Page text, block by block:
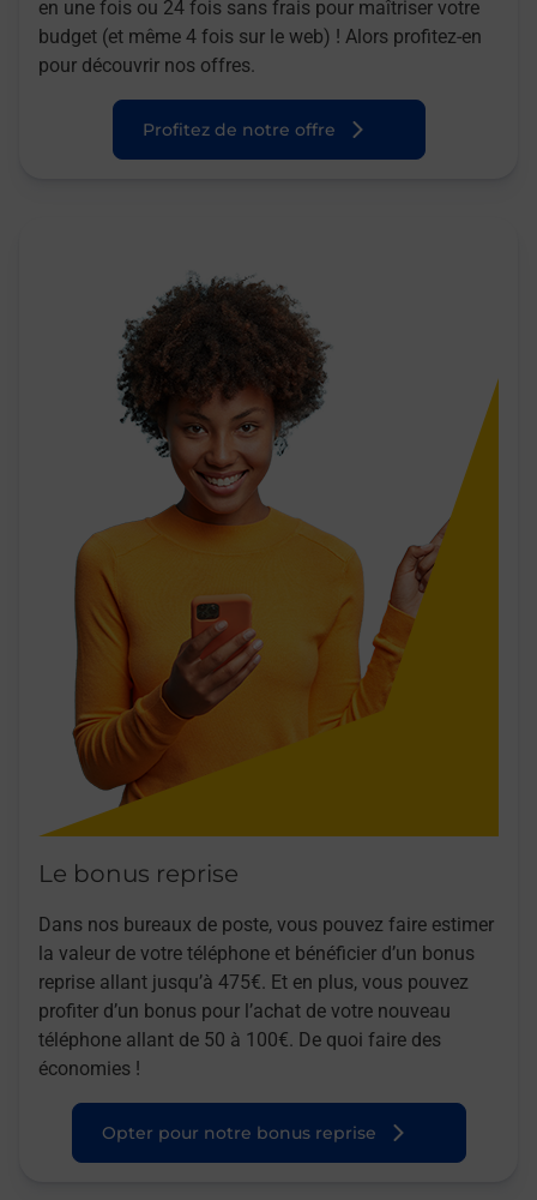
en une fois ou 24 fois sans frais pour maîtriser votre
budget (et même 4 fois sur le web) ! Alors profitez-en
pour découvrir nos offres.
Profitez de notre offre
Le bonus reprise
Dans nos bureaux de poste, vous pouvez faire estimer
la valeur de votre téléphone et bénéficier d’un bonus
reprise allant jusqu’à 475€. Et en plus, vous pouvez
profiter d’un bonus pour l’achat de votre nouveau
téléphone allant de 50 à 100€. De quoi faire des
économies !
Opter pour notre bonus reprise